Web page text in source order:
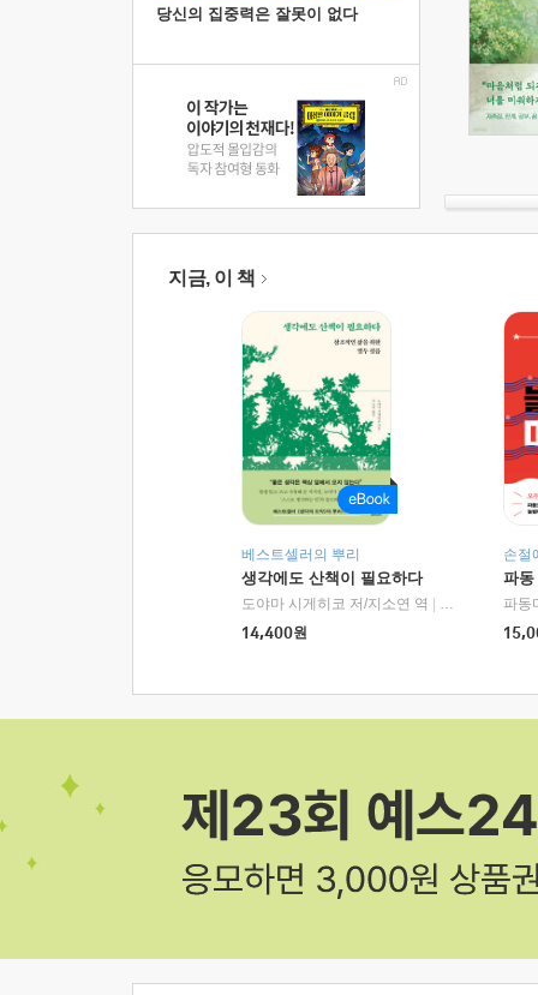
당신의 집중력은 잘못이 없다
지금, 이 책
베스트셀러의 뿌리
생각에도 산책이 필요하다
도야마 시게히코 저/지소연 역
알에이치코리
14,400원
손절
파동
파동